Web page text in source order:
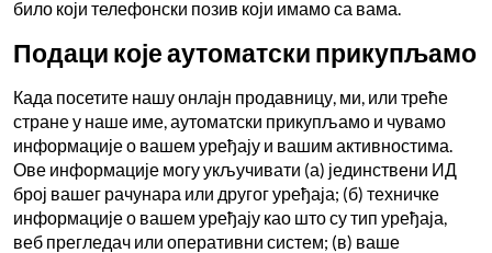
било који телефонски позив који имамо са вама.
Подаци које аутоматски прикупљамо
Када посетите нашу онлајн продавницу, ми, или треће
стране у наше име, аутоматски прикупљамо и чувамо
информације о вашем уређају и вашим активностима.
Ове информације могу укључивати (а) јединствени ИД
број вашег рачунара или другог уређаја; (б) техничке
информације о вашем уређају као што су тип уређаја,
веб прегледач или оперативни систем; (в) ваше